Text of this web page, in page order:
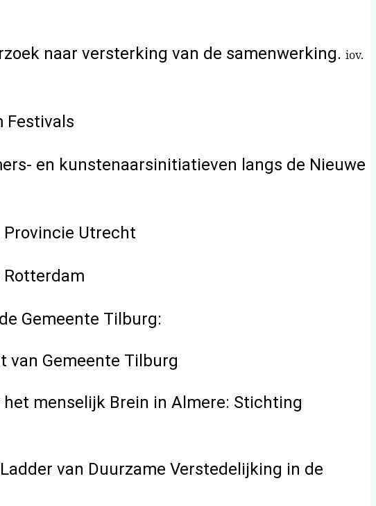
naar versterking van de samenwerking. iov.
Festivals
en kunstenaarsinitiatieven langs de Nieuwe
Provincie Utrecht
Rotterdam
Gemeente Tilburg:
van Gemeente Tilburg
menselijk Brein in Almere: Stichting
van Duurzame Verstedelijking in de